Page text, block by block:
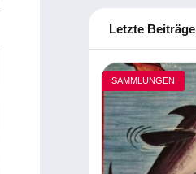
Letzte Beiträge
SAMMLUNGEN